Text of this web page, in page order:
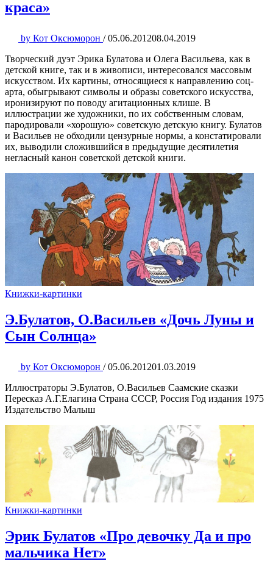
краса»
by Кот Оксюморон / 05.06.201208.04.2019
Творческий дуэт Эрика Булатова и Олега Васильева, как в
детской книге, так и в живописи, интересовался массовым
искусством. Их картины, относящиеся к направлению соц-
арта, обыгрывают символы и образы советского искусства,
иронизируют по поводу агитационных клише. В
иллюстрации же художники, по их собственным словам,
пародировали «хорошую» советскую детскую книгу. Булатов
и Васильев не обходили цензурные нормы, а констатировали
их, выводили сложившийся в предыдущие десятилетия
негласный канон советской детской книги.
Книжки-картинки
Э.Булатов, О.Васильев «Дочь Луны и
Сын Солнца»
by Кот Оксюморон / 05.06.201201.03.2019
Иллюстраторы Э.Булатов, О.Васильев Саамские сказки
Пересказ А.Г.Елагина Страна СССР, Россия Год издания 1975
Издательство Малыш
Книжки-картинки
Эрик Булатов «Про девочку Да и про
мальчика Нет»